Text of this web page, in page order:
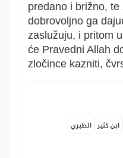
predano i brižno,
dobrovoljno ga
zaslužuju, i pritom
će Pravedni Allah
zločince kazniti,
ابن كثير الطبري